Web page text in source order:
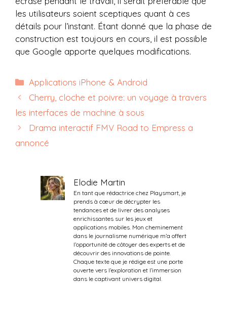
les utilisateurs soient sceptiques quant à ces
détails pour l’instant. Étant donné que la phase de
construction est toujours en cours, il est possible
que Google apporte quelques modifications.
Catégories
Applications iPhone & Android
Cherry, cloche et poivre: un voyage à travers
les interfaces de machine à sous
Drama interactif FMV Road to Empress a
annoncé
Elodie Martin
En tant que rédactrice chez Playsmart, je
prends à cœur de décrypter les
tendances et de livrer des analyses
enrichissantes sur les jeux et
applications mobiles. Mon cheminement
dans le journalisme numérique m’a offert
l’opportunité de côtoyer des experts et de
découvrir des innovations de pointe.
Chaque texte que je rédige est une porte
ouverte vers l’exploration et l’immersion
dans le captivant univers digital.